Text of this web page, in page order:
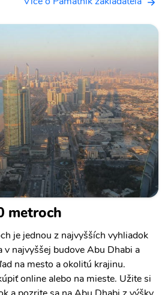
metroch
je jednou z najvyšších vyhliadok
v najvyššej budove Abu Dhabi a
na mesto a okolitú krajinu.
online alebo na mieste. Užite si